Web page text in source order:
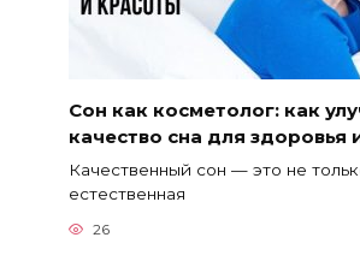
Сон как косметолог: как
качество сна для здоровья
Качественный сон — это не
естественная
26